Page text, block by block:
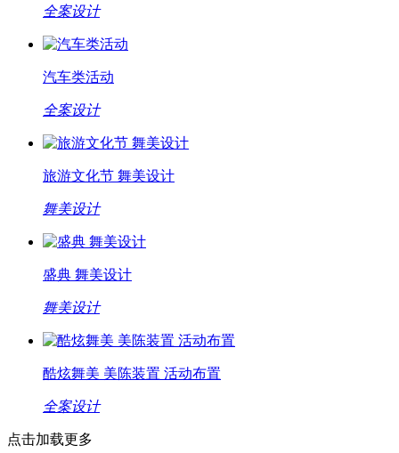
全案设计
汽车类活动
全案设计
旅游文化节 舞美设计
舞美设计
盛典 舞美设计
舞美设计
酷炫舞美 美陈装置 活动布置
全案设计
点击加载更多